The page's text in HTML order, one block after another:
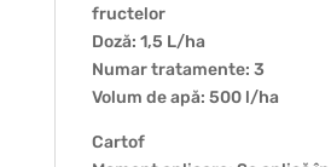
fructelor
Doză: 1,5 L/ha
Numar tratamente: 3
Volum de apă: 500 l/ha
Cartof